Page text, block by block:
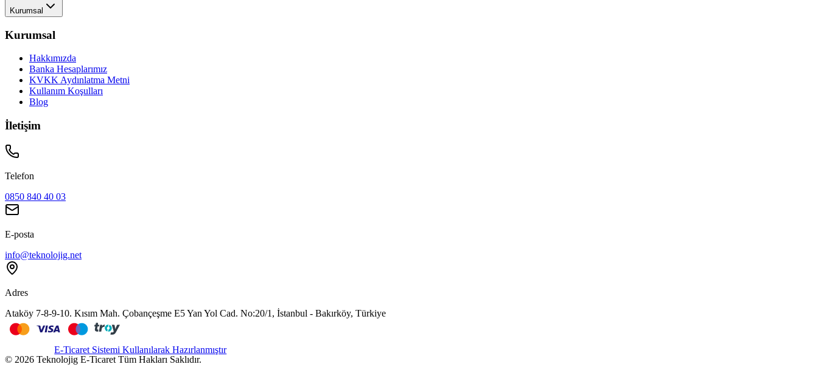
Kurumsal
Kurumsal
Hakkımızda
Banka Hesaplarımız
KVKK Aydınlatma Metni
Kullanım Koşulları
Blog
İletişim
Telefon
0850 840 40 03
E-posta
info@teknolojig.net
Adres
Ataköy 7-8-9-10. Kısım Mah. Çobançeşme E5 Yan Yol Cad. No:20/1, İstanbul - Bakırköy, Türkiye
E-Ticaret Sistemi Kullanılarak Hazırlanmıştır
© 2026 Teknolojig E-Ticaret Tüm Hakları Saklıdır.